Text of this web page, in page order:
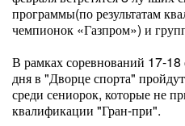
программы(по результатам
чемпионок «Газпром») и
В рамках соревнований 17-
дня в "Дворце спорта"
среди сениорок, которые не
квалификации "Гран-при".